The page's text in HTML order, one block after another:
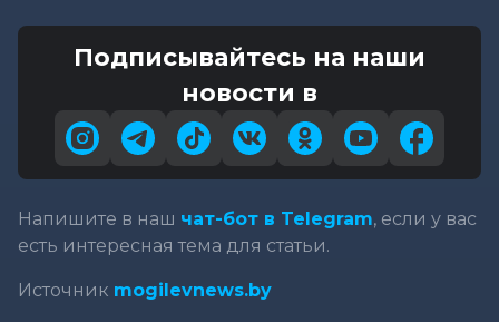
Подписывайтесь на наши
новости в
Напишите в наш чат-бот в Telegram, если у вас
есть интересная тема для статьи.
Источник mogilevnews.by